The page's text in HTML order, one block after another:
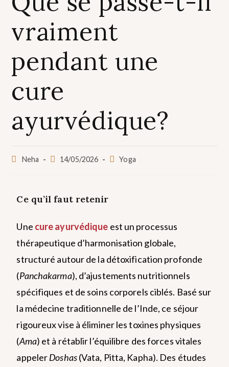
vraiment
pendant une
cure
ayurvédique?
Neha 14/05/2026 Yoga
Ce qu’il faut retenir
Une cure ayurvédique est un processus
thérapeutique d’harmonisation globale,
structuré autour de la détoxification profonde
(Panchakarma), d’ajustements nutritionnels
spécifiques et de soins corporels ciblés. Basé sur
la médecine traditionnelle de l’Inde, ce séjour
rigoureux vise à éliminer les toxines physiques
(Ama) et à rétablir l’équilibre des forces vitales
appelerDoshas(Vata, Pitta, Kapha). Des études